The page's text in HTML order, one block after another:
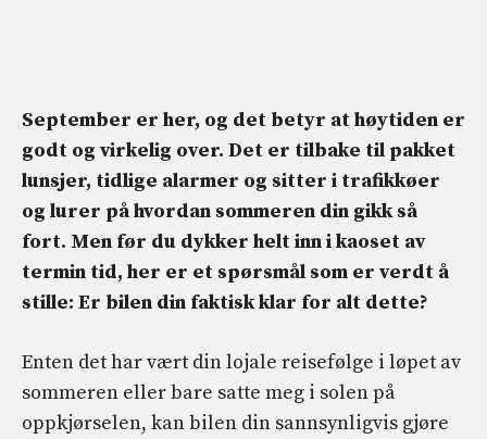
September er her, og det betyr at høytiden er
godt og virkelig over. Det er tilbake til pakket
lunsjer, tidlige alarmer og sitter i trafikkøer
og lurer på hvordan sommeren din gikk så
fort. Men før du dykker helt inn i kaoset av
termin tid, her er et spørsmål som er verdt å
stille: Er bilen din faktisk klar for alt dette?
Enten det har vært din lojale reisefølge i løpet av
sommeren eller bare satte meg i solen på
oppkjørselen, kan bilen din sannsynligvis gjøre